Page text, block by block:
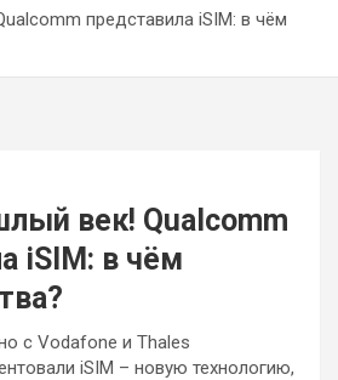
представила iSIM: в чём
век! Qualcomm
iSIM: в чём
с Vodafone и Thales
iSIM – новую технологию,